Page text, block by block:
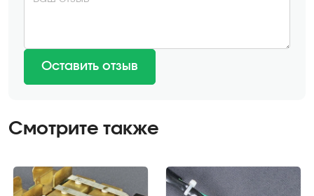
Оставить отзыв
Смотрите также